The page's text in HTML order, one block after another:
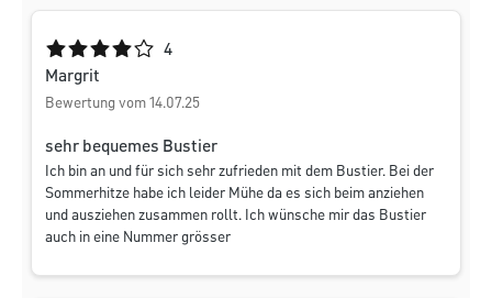
Durchschnittliche Bewertung von 4 von 5 Sternen
4
Margrit
Bewertung vom 14.07.25
sehr bequemes Bustier
Ich bin an und für sich sehr zufrieden mit dem Bustier. Bei der
Sommerhitze habe ich leider Mühe da es sich beim anziehen
und ausziehen zusammen rollt. Ich wünsche mir das Bustier
auch in eine Nummer grösser